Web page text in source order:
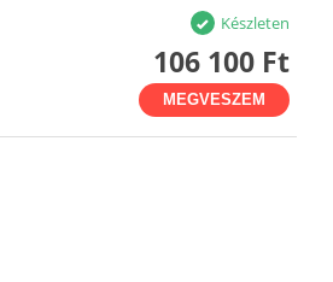
Készleten
106 100 Ft
MEGVESZEM